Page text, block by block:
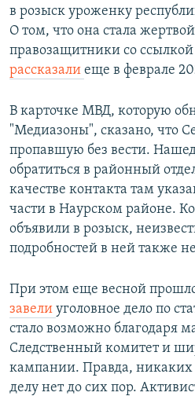
в розыск уроженку
О том, что она стала
правозащитники со
рассказали еще в феврале
В карточке МВД, которую
"Медиазоны", сказано, что
пропавшую без вести.
обратиться в районный
качестве контакта там
части в Наурском районе.
объявили в розыск,
подробностей в ней также
При этом еще весной
завели уголовное дело по
стало возможно благодаря
Следственный комитет и
кампании. Правда, никаких
делу нет до сих пор.